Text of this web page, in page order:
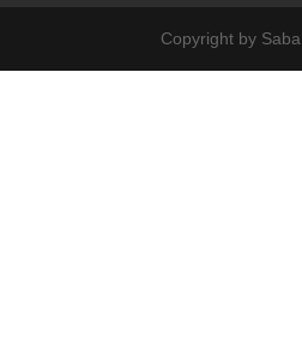
Copyright by Saba